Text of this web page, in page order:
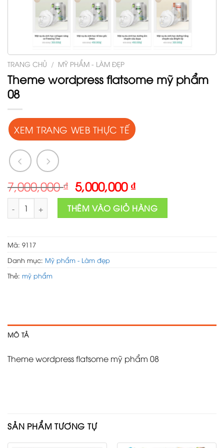
TRANG CHỦ / MỸ PHẨM - LÀM ĐẸP
Theme wordpress flatsome mỹ phẩm
08
XEM TRANG WEB THỰC TẾ
7,000,000₫ Original
price
was:
7,000,000 ₫.
5,000,000₫Current
price
is:
5,000,000 ₫.
Theme wordpress flatsome mỹ phẩm 08 số lượng
THÊM VÀO GIỎ HÀNG
Mã: 9117
Danh mục: Mỹ phẩm - Làm đẹp
Thẻ: mỹ phẩm
MÔ TẢ
Theme wordpress flatsome mỹ phẩm 08
SẢN PHẨM TƯƠNG TỰ